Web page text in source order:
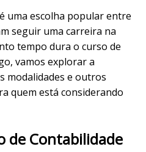
uma escolha popular entre
seguir uma carreira na
tempo dura o curso de
vamos explorar a
modalidades e outros
quem está considerando
de Contabilidade